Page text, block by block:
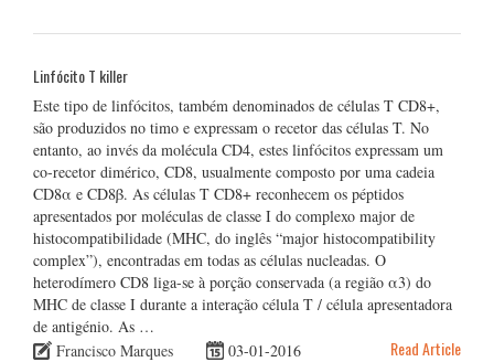
Linfócito T killer
Este tipo de linfócitos, também denominados de células T CD8+,
são produzidos no timo e expressam o recetor das células T. No
entanto, ao invés da molécula CD4, estes linfócitos expressam um
co-recetor dimérico, CD8, usualmente composto por uma cadeia
CD8α e CD8β. As células T CD8+ reconhecem os péptidos
apresentados por moléculas de classe I do complexo major de
histocompatibilidade (MHC, do inglês “major histocompatibility
complex”), encontradas em todas as células nucleadas. O
heterodímero CD8 liga-se à porção conservada (a região α3) do
MHC de classe I durante a interação célula T / célula apresentadora
de antigénio. As …
Francisco Marques
03-01-2016 Read Article